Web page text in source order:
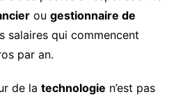
ou gestionnaire de
salaires qui commencent
par an.
de la technologie n’est pas